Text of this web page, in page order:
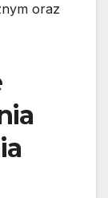
oraz